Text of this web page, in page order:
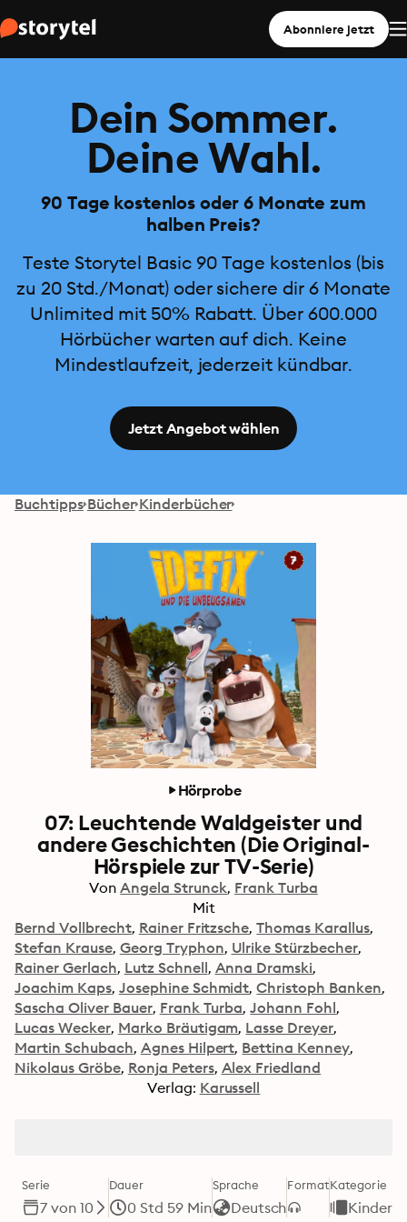
Abonniere jetzt
Dein Sommer.
Deine Wahl.
90 Tage kostenlos oder 6 Monate zum
halben Preis?
Teste Storytel Basic 90 Tage kostenlos (bis
zu 20 Std./Monat) oder sichere dir 6 Monate
Unlimited mit 50% Rabatt. Über 600.000
Hörbücher warten auf dich. Keine
Mindestlaufzeit, jederzeit kündbar.
Jetzt Angebot wählen
Buchtipps Bücher Kinderbücher
Hörprobe
07: Leuchtende Waldgeister und
andere Geschichten (Die Original-
Hörspiele zur TV-Serie)
Von Angela Strunck Frank Turba
Mit
Bernd Vollbrecht Rainer Fritzsche Thomas Karallus
Stefan Krause Georg Tryphon Ulrike Stürzbecher
Rainer Gerlach Lutz Schnell Anna Dramski
Joachim Kaps Josephine Schmidt Christoph Banken
Sascha Oliver Bauer Frank Turba Johann Fohl
Lucas Wecker Marko Bräutigam Lasse Dreyer
Martin Schubach Agnes Hilpert Bettina Kenney
Nikolaus Gröbe Ronja Peters Alex Friedland
Verlag: Karussell
Serie
7 von 10
Dauer
0 Std 59 Min
Sprache
Deutsch
FormatKategorie